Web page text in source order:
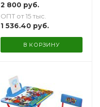
2 800руб.
ОПТ от 15 тыс.
1 536.40руб.
В КОРЗИНУ